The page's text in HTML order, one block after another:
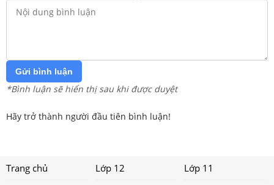
Gửi bình luận
*Bình luận sẽ hiển thị sau khi được duyệt
Hãy trở thành người đầu tiên bình luận!
Trang chủ Lớp 12
Lớp 11